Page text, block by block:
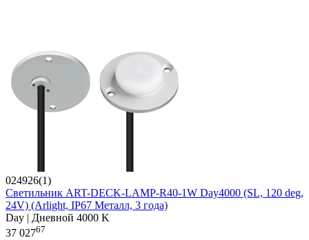
024926(1)
Светильник ART-DECK-LAMP-R40-1W Day4000 (SL, 120 deg,
24V) (Arlight, IP67 Металл, 3 года)
Day | Дневной 4000 K
37 02767